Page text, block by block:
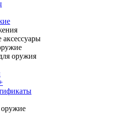
оружия
оружие